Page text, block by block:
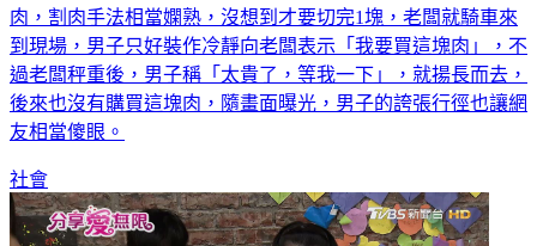
肉，割肉手法相當嫻熟，沒想到才要切完1塊，老闆就騎車來
到現場，男子只好裝作冷靜向老闆表示「我要買這塊肉」，不
過老闆秤重後，男子稱「太貴了，等我一下」，就揚長而去，
後來也沒有購買這塊肉，隨畫面曝光，男子的誇張行徑也讓網
友相當傻眼。
社會